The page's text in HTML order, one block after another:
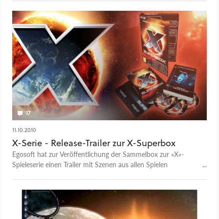
leidenschaftlichen Entwickler? Das Ergebnis ist eine
exklusive Video-Dokumentation für GameStar Plus. Bitte lasst
uns in den Kommentaren (oder in dieser Umfrage) wissen, was
ihr davon haltet: Sollen wir häufiger (deutsche) Studios
besuchen, etwa Piranha Bytes (Elex)? Wir würden es von
euren Kommentaren und dem Erfolg dieser Doku abhängig
machen.
17
11.10.2010
X-Serie - Release-Trailer zur X-Superbox
Egosoft hat zur Veröffentlichung der Sammelbox zur »X«-
Spieleserie einen Trailer mit Szenen aus allen Spielen